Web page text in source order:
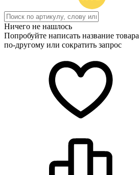
Ничего не нашлось
Попробуйте написать название товара
по-другому или сократить запрос